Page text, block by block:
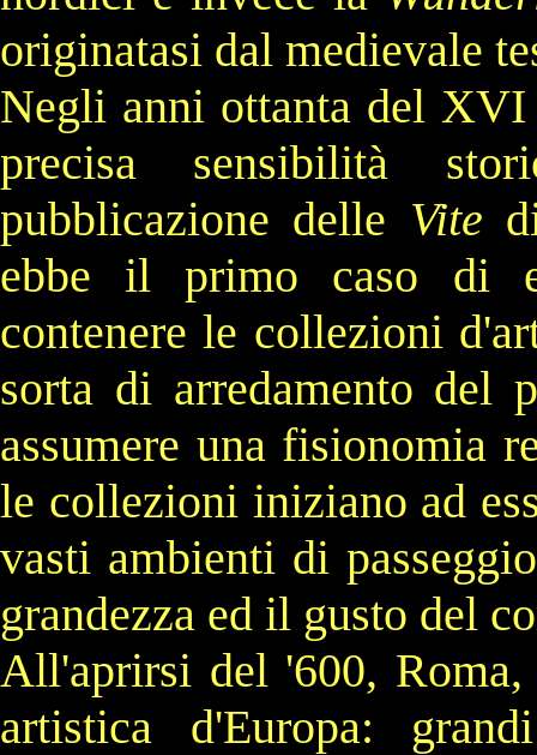
originatasi dal medievale
Negli anni ottanta del
precisa sensibilità
pubblicazione delle Vite
ebbe il primo caso di
contenere le collezioni
sorta di arredamento del
assumere una fisionomia
le collezioni iniziano ad
vasti ambienti di
grandezza ed il gusto del
All'aprirsi del '600, Roma
artistica d'Europa: